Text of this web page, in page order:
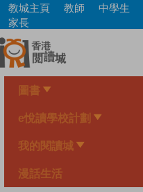
Skip
main
content
教城主頁 教師 中學生
家長
圖書
e悅讀學校計劃
我的閱讀城
漫話生活